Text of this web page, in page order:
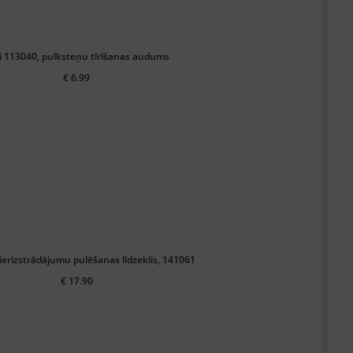
113040, pulksteņu tīrīšanas audums
€ 6.99
pulēšanas līdzeklis, 141061
€ 17.90